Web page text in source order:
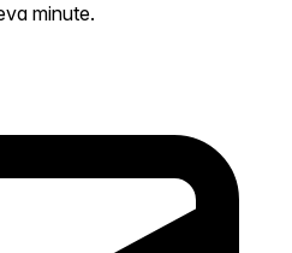
minute.